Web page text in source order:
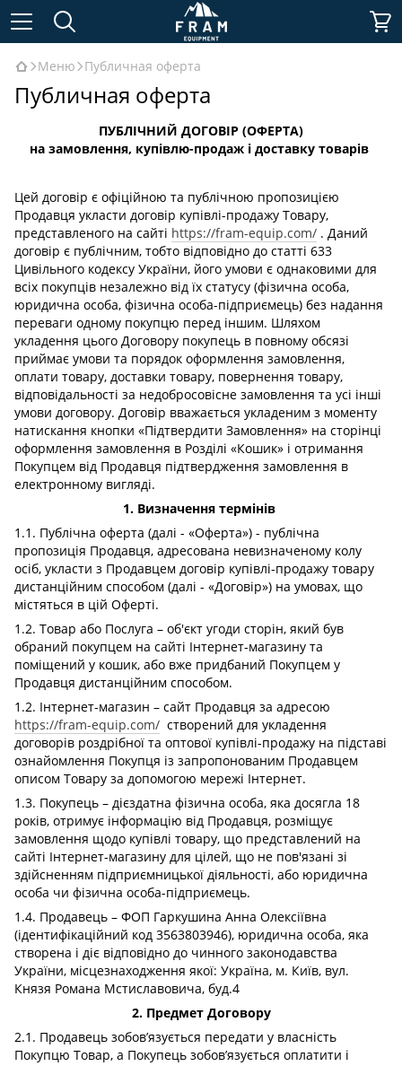
Меню Публичная оферта
Публичная оферта
ПУБЛІЧНИЙ ДОГОВІР (ОФЕРТА)
на замовлення, купівлю-продаж і доставку товарів
Цей договір є офіційною та публічною пропозицією
Продавця укласти договір купівлі-продажу Товару,
представленого на сайті https://fram-equip.com/ . Даний
договір є публічним, тобто відповідно до статті 633
Цивільного кодексу України, його умови є однаковими для
всіх покупців незалежно від їх статусу (фізична особа,
юридична особа, фізична особа-підприємець) без надання
переваги одному покупцю перед іншим. Шляхом
укладення цього Договору покупець в повному обсязі
приймає умови та порядок оформлення замовлення,
оплати товару, доставки товару, повернення товару,
відповідальності за недобросовісне замовлення та усі інші
умови договору. Договір вважається укладеним з моменту
натискання кнопки «Підтвердити Замовлення» на сторінці
оформлення замовлення в Розділі «Кошик» і отримання
Покупцем від Продавця підтвердження замовлення в
електронному вигляді.
1. Визначення термінів
1.1. Публічна оферта (далі - «Оферта») - публічна
пропозиція Продавця, адресована невизначеному колу
осіб, укласти з Продавцем договір купівлі-продажу товару
дистанційним способом (далі - «Договір») на умовах, що
містяться в цій Оферті.
1.2. Товар або Послуга – об'єкт угоди сторін, який був
обраний покупцем на сайті Інтернет-магазину та
поміщений у кошик, або вже придбаний Покупцем у
Продавця дистанційним способом.
1.2. Інтернет-магазин – сайт Продавця за адресою
https://fram-equip.com/ створений для укладення
договорів роздрібної та оптової купівлі-продажу на підставі
ознайомлення Покупця із запропонованим Продавцем
описом Товару за допомогою мережі Інтернет.
1.3. Покупець – дієздатна фізична особа, яка досягла 18
років, отримує інформацію від Продавця, розміщує
замовлення щодо купівлі товару, що представлений на
сайті Інтернет-магазину для цілей, що не пов'язані зі
здійсненням підприємницької діяльності, або юридична
особа чи фізична особа-підприємець.
1.4. Продавець – ФОП Гаркушина Анна Олексіївна
(ідентифікаційний код 3563803946), юридична особа, яка
створена і діє відповідно до чинного законодавства
України, місцезнаходження якої: Україна, м. Київ, вул.
Князя Романа Мстиславовича, буд.4
2. Предмет Договору
2.1. Продавець зобов’язується передати у власність
Покупцю Товар, а Покупець зобов’язується оплатити і